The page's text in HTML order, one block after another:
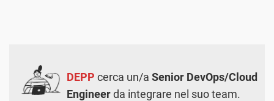
DEPP cerca un/a Senior DevOps/Cloud
Engineerda integrare nel suo team.